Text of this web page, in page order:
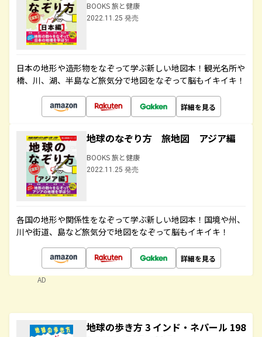
BOOKS 旅と健康
2022.11.25 発売
日本の地形や造形物をなぞって学ぶ新しい地図本！観光名所や
橋、川、湖、半島など旅気分で地図をなぞって脳もイキイキ！
詳細を見る
地球のなぞり方 旅地図 アジア編
BOOKS 旅と健康
2022.11.25 発売
各国の地形や関係性をなぞって学ぶ新しい地図本！国境や州、
川や街道、島など旅気分で地図をなぞって脳もイキイキ！
詳細を見る
AD
地球の歩き方 3 インド・ネパール 198